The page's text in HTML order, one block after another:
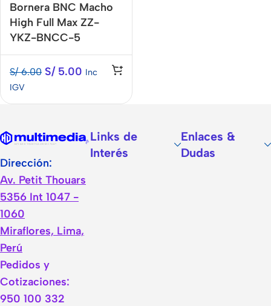
Bornera BNC Macho
High Full Max ZZ-
YKZ-BNCC-5
S/6.00 S/5.00 Inc
IGV
Dirección:
Av. Petit Thouars
5356 Int 1047 -
1060
Miraflores, Lima,
Perú
Pedidos y
Cotizaciones:
950 100 332
Links de
Interés
Enlaces &
Dudas